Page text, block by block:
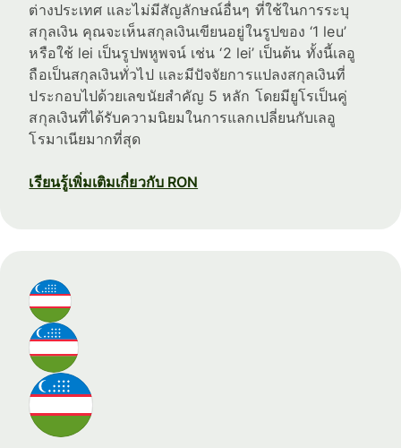
ต่างประเทศ และไม่มีสัญลักษณ์อื่นๆ ที่ใช้ในการระบุ
สกุลเงิน คุณจะเห็นสกุลเงินเขียนอยู่ในรูปของ ‘1 leu’
หรือใช้ lei เป็นรูปพหูพจน์ เช่น ‘2 lei’ เป็นต้น ทั้งนี้เลอู
ถือเป็นสกุลเงินทั่วไป และมีปัจจัยการแปลงสกุลเงินที่
ประกอบไปด้วยเลขนัยสำคัญ 5 หลัก โดยมียูโรเป็นคู่
สกุลเงินที่ได้รับความนิยมในการแลกเปลี่ยนกับเลอู
โรมาเนียมากที่สุด
เรียนรู้เพิ่มเติมเกี่ยวกับ RON